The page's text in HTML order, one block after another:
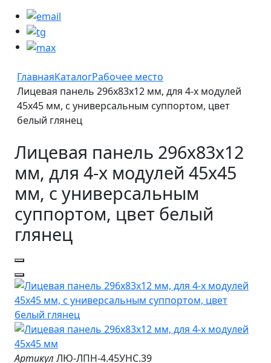
ГлавнаяКаталогРабочее место
Лицевая панель 296х83х12 мм, для 4-х модулей
45х45 мм, с универсальным суппортом, цвет
белый глянец
Лицевая панель 296х83х12
мм, для 4-х модулей 45х45
мм, с универсальным
суппортом, цвет белый
глянец
Артикул ЛЮ-ЛПН-4.45УНС.39